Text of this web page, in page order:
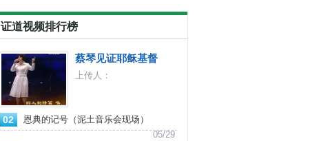
证道视频排行榜
蔡琴见证耶稣基督
上传人：
02
恩典的记号（泥土音乐会现场）
05/29